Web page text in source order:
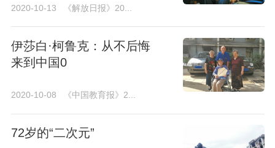
2020-10-13 《解放日报》20...
伊莎白·柯鲁克：从不后悔
来到中国0
2020-10-08 《中国教育报》2...
72岁的“二次元”